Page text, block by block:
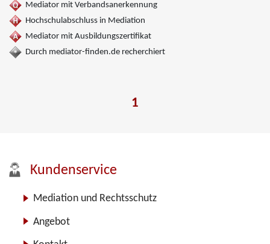
Mediator mit Verbandsanerkennung
Hochschulabschluss in Mediation
Mediator mit Ausbildungszertifikat
Durch mediator-finden.de recherchiert
1
Kundenservice
Mediation und Rechtsschutz
Angebot